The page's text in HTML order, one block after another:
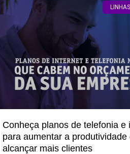
Conheça planos de telefonia e
para aumentar a produtividade
alcançar mais clientes